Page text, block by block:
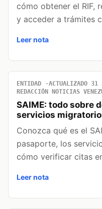
cómo obtener el RIF,
y acceder a trámites
Leer nota
ENTIDAD ACTUALIZADO
REDACCIÓN NOTICIAS
SAIME: todo sobre
servicios
Conozca qué es el
pasaporte, los
cómo verificar citas
Leer nota